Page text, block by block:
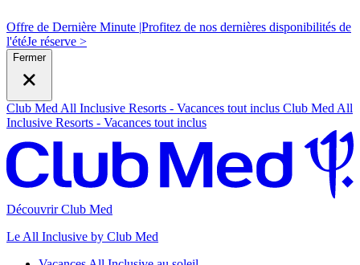
Offre de Dernière Minute |Profitez de nos dernières disponibilités de
l'étéJe réserve >
Fermer
Club Med All Inclusive Resorts - Vacances tout inclus Club Med All
Inclusive Resorts - Vacances tout inclus
Découvrir Club Med
Le All Inclusive by Club Med